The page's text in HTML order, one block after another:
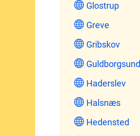
Glostrup
Greve
Gribskov
Guldborgsund
Haderslev
Halsnæs
Hedensted